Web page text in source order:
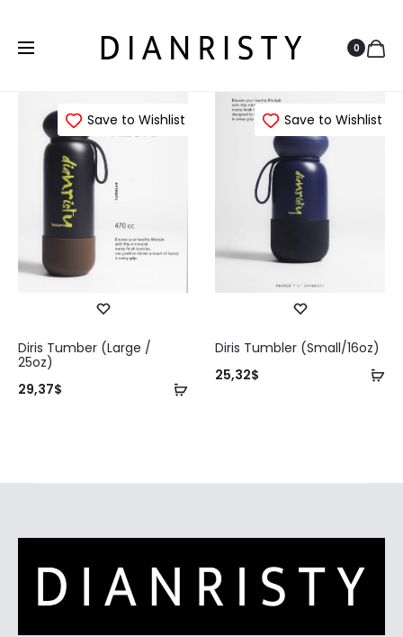
0
Save to Wishlist
Tambah
Diris Tumber (Large /
25oz)
29,37$
Save to Wishlist
Diris Tumbler (Small/16oz)
25,32$